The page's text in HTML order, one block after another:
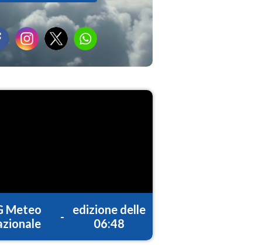
Meteo
-
edizione delle
06:48